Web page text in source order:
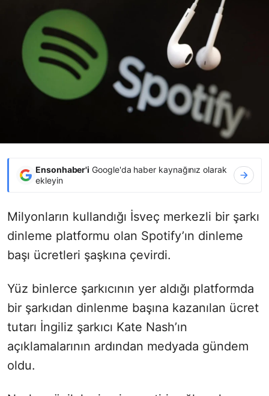
Ensonhaber'i Google'da haber kaynağınız olarak
ekleyin
Milyonların kullandığı İsveç merkezli bir şarkı
dinleme platformu olan Spotify’ın dinleme
başı ücretleri şaşkına çevirdi.
Yüz binlerce şarkıcının yer aldığı platformda
bir şarkıdan dinlenme başına kazanılan ücret
tutarı İngiliz şarkıcı Kate Nash’ın
açıklamalarının ardından medyada gündem
oldu.